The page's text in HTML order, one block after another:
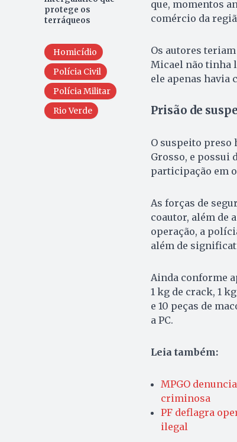
protege os
terráqueos
Homicídio
Polícia Civil
Polícia Militar
Rio Verde
que, momentos
comércio da
Os autores
Micael não tinha
ele apenas havia
Prisão de
O suspeito preso
Grosso, e
participação em
As forças de
coautor, além de
operação, a
além de
Ainda conforme
1 kg de crack, 1
e 10 peças de
a PC.
Leia também:
MPGO
criminosa
PF deflagra
ilegal